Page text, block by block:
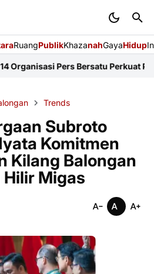
RuangPublikKhazanahGayaHidup
Pers Bersatu Perkuat
Trends
Subroto
Komitmen
Kilang Balongan
Migas